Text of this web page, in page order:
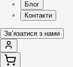
Блог
Контакти
Звʼязатися з нами